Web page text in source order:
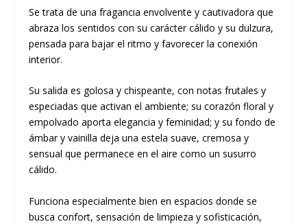
Se trata de una fragancia envolvente y cautivadora que
abraza los sentidos con su carácter cálido y su dulzura,
pensada para bajar el ritmo y favorecer la conexión
interior.
Su salida es golosa y chispeante, con notas frutales y
especiadas que activan el ambiente; su corazón floral y
empolvado aporta elegancia y feminidad; y su fondo de
ámbar y vainilla deja una estela suave, cremosa y
sensual que permanece en el aire como un susurro
cálido.
Funciona especialmente bien en espacios donde se
busca confort, sensación de limpieza y sofisticación,